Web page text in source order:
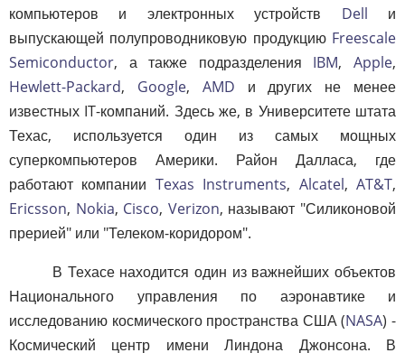
компьютеров и электронных устройств Dell и
выпускающей полупроводниковую продукцию Freescale
Semiconductor, а также подразделения IBM,Apple,
Hewlett-Packard, Google, AMD и других не менее
известных IT-компаний. Здесь же, в Университете штата
Техас, используется один из самых мощных
суперкомпьютеров Америки. Район Далласа, где
работают компании Texas Instruments, Alcatel,AT&T,
Ericsson, Nokia, Cisco, Verizon, называют "Силиконовой
прерией" или "Телеком-коридором".
В Техасе находится один из важнейших объектов
Национального управления по аэронавтике и
исследованию космического пространства США (NASA) -
Космический центр имени Линдона Джонсона. В